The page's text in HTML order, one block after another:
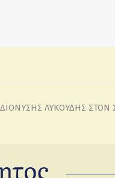
ΔΙΟΝΥΣΗΣ ΛΥΚΟΥΔΗΣ ΣΤΟΝ